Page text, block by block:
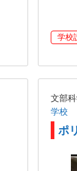
学校
文部
学校
ポ